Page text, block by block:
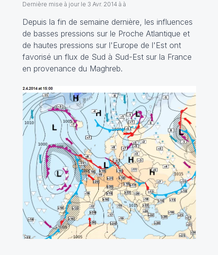
Dernière mise à jour le 3 Avr. 2014 à à
Depuis la fin de semaine dernière, les influences
de basses pressions sur le Proche Atlantique et
de hautes pressions sur l'Europe de l'Est ont
favorisé un flux de Sud à Sud-Est sur la France
en provenance du Maghreb.